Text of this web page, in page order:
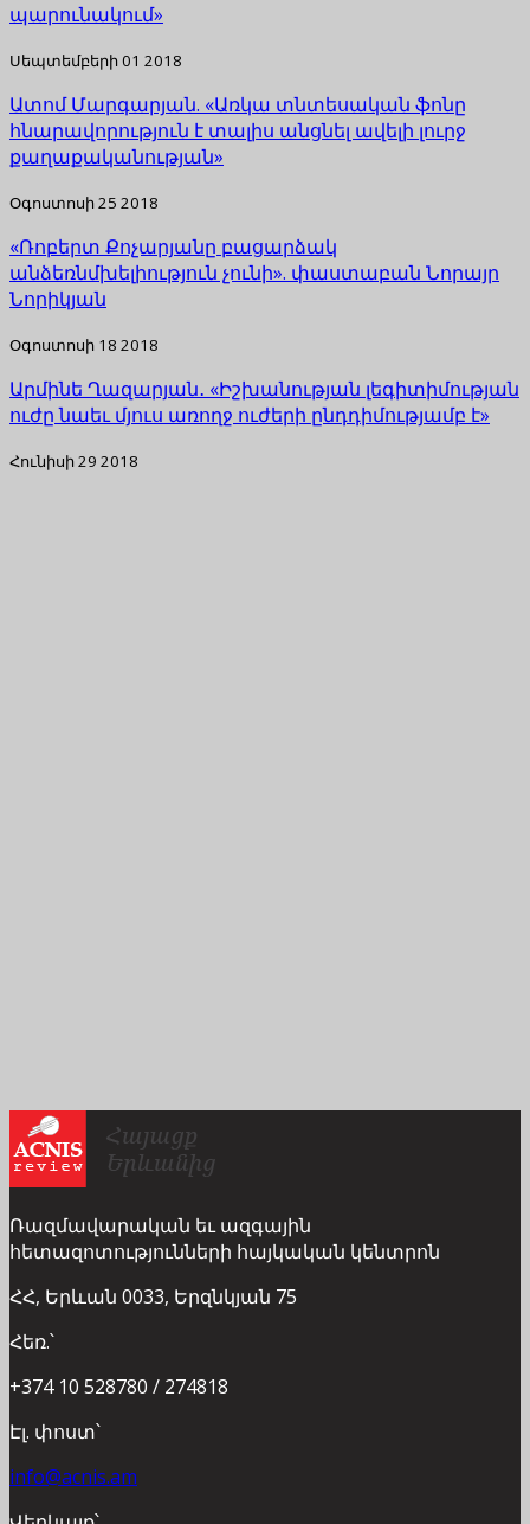
պարունակում»
Սեպտեմբերի 01 2018
Ատոմ Մարգարյան. «Առկա տնտեսական ֆոնը
հնարավորություն է տալիս անցնել ավելի լուրջ
քաղաքականության»
Օգոստոսի 25 2018
«Ռոբերտ Քոչարյանը բացարձակ
անձեռնմխելիություն չունի». փաստաբան Նորայր
Նորիկյան
Օգոստոսի 18 2018
Արմինե Ղազարյան․ «Իշխանության լեգիտիմության
ուժը նաեւ մյուս առողջ ուժերի ընդդիմությամբ է»
Հունիսի 29 2018
Ռազմավարական եւ ազգային
հետազոտությունների հայկական կենտրոն
ՀՀ, Երևան 0033, Երզնկյան 75
Հեռ.՝
+374 10 528780 / 274818
Էլ. փոստ՝
info@acnis.am